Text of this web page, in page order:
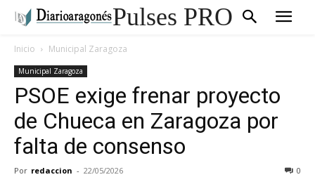
Pulses PRO
Inicio Municipal Zaragoza
Municipal Zaragoza
PSOE exige frenar proyecto
de Chueca en Zaragoza por
falta de consenso
Por redaccion - 22/05/2026 0